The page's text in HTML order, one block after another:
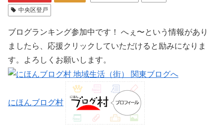
中央区登戸
ブログランキング参加中です！ へぇ〜という情報があり
ましたら、応援クリックしていただけると励みになりま
す。よろしくお願いします。
にほんブログ村